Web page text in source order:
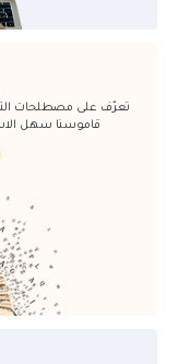
تعرّف على مصطلحات
قاموسنا سهل